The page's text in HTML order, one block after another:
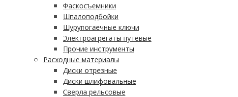
Фаскосъемники
Шпалоподбойки
Шурупогаечные ключи
Электроагрегаты путевые
Прочие инструменты
Расходные материалы
Диски отрезные
Диски шлифовальные
Сверла рельсовые